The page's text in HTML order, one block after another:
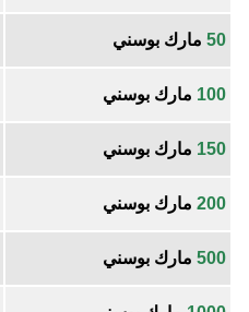
50 مارك بوسني
100 مارك بوسني
150 مارك بوسني
200 مارك بوسني
500 مارك بوسني